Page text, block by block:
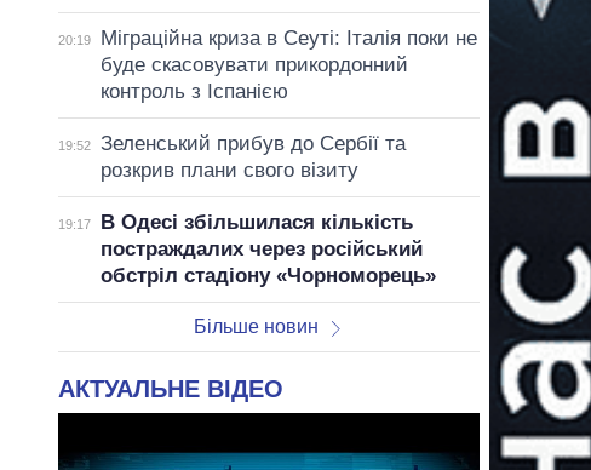
20:19
Міграційна криза в Сеуті: Італія поки не
буде скасовувати прикордонний
контроль з Іспанією
19:52
Зеленський прибув до Сербії та
розкрив плани свого візиту
19:17
В Одесі збільшилася кількість
постраждалих через російський
обстріл стадіону «Чорноморець»
Більше новин
АКТУАЛЬНЕ ВІДЕО